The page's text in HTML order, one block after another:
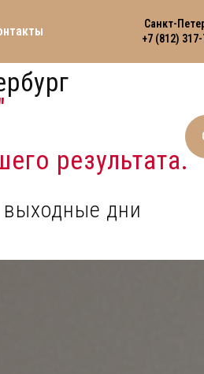
Санкт-
+7 (812) 317-
дни
результата.